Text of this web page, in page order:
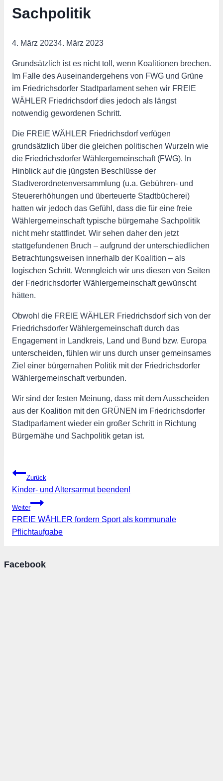
Sachpolitik
4. März 20234. März 2023
Grundsätzlich ist es nicht toll, wenn Koalitionen brechen.
Im Falle des Auseinandergehens von FWG und Grüne
im Friedrichsdorfer Stadtparlament sehen wir FREIE
WÄHLER Friedrichsdorf dies jedoch als längst
notwendig gewordenen Schritt.
Die FREIE WÄHLER Friedrichsdorf verfügen
grundsätzlich über die gleichen politischen Wurzeln wie
die Friedrichsdorfer Wählergemeinschaft (FWG). In
Hinblick auf die jüngsten Beschlüsse der
Stadtverordnetenversammlung (u.a. Gebühren- und
Steuererhöhungen und überteuerte Stadtbücherei)
hatten wir jedoch das Gefühl, dass die für eine freie
Wählergemeinschaft typische bürgernahe Sachpolitik
nicht mehr stattfindet. Wir sehen daher den jetzt
stattgefundenen Bruch – aufgrund der unterschiedlichen
Betrachtungsweisen innerhalb der Koalition – als
logischen Schritt. Wenngleich wir uns diesen von Seiten
der Friedrichsdorfer Wählergemeinschaft gewünscht
hätten.
Obwohl die FREIE WÄHLER Friedrichsdorf sich von der
Friedrichsdorfer Wählergemeinschaft durch das
Engagement in Landkreis, Land und Bund bzw. Europa
unterscheiden, fühlen wir uns durch unser gemeinsames
Ziel einer bürgernahen Politik mit der Friedrichsdorfer
Wählergemeinschaft verbunden.
Wir sind der festen Meinung, dass mit dem Ausscheiden
aus der Koalition mit den GRÜNEN im Friedrichsdorfer
Stadtparlament wieder ein großer Schritt in Richtung
Bürgernähe und Sachpolitik getan ist.
Beitragsnavigation
Zurück
Kinder- und Altersarmut beenden!
Weiter
FREIE WÄHLER fordern Sport als kommunale
Pflichtaufgabe
Facebook